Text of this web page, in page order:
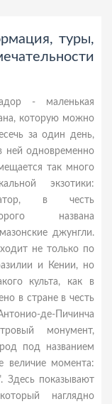
туры,
- маленькая
которую можно
за один день,
ней одновременно
так много
экзотики:
в честь
названа
джунгли.
не только по
и Кении, но
культа, как в
в стране в честь
де-Пичинча
монумент,
под названием
величие момента:
Здесь показывают
наглядно